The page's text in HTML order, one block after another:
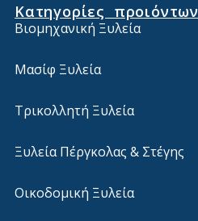
Κατηγορίες προιόντων
Βιομηχανική Ξυλεία
Μασίφ Ξυλεία
Τρικολλητή Ξυλεία
Ξυλεία Πέργκολας & Στέγης
Οικοδομική Ξυλεία